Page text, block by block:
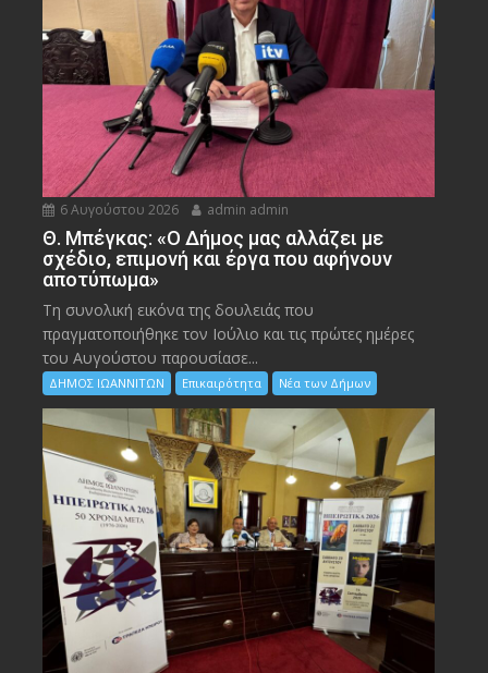
6 Αυγούστου 2026 admin admin
Θ. Μπέγκας: «Ο Δήμος μας αλλάζει με
σχέδιο, επιμονή και έργα που αφήνουν
αποτύπωμα»
Τη συνολική εικόνα της δουλειάς που
πραγματοποιήθηκε τον Ιούλιο και τις πρώτες ημέρες
του Αυγούστου παρουσίασε...
ΔΗΜΟΣ ΙΩΑΝΝΙΤΩΝ Επικαιρότητα Νέα των Δήμων